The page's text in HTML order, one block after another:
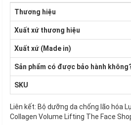
Thương hiệu
Xuất xứ thương hiệu
Xuất xứ (Made in)
Sản phẩm có được bảo hành
SKU
Liên kết: Bộ dưỡng da chống lão hóa
Collagen Volume Lifting The Face